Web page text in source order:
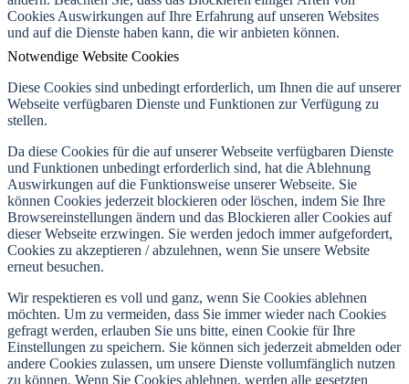
Cookies Auswirkungen auf Ihre Erfahrung auf unseren Websites
und auf die Dienste haben kann, die wir anbieten können.
Notwendige Website Cookies
Diese Cookies sind unbedingt erforderlich, um Ihnen die auf unserer
Webseite verfügbaren Dienste und Funktionen zur Verfügung zu
stellen.
Da diese Cookies für die auf unserer Webseite verfügbaren Dienste
und Funktionen unbedingt erforderlich sind, hat die Ablehnung
Auswirkungen auf die Funktionsweise unserer Webseite. Sie
können Cookies jederzeit blockieren oder löschen, indem Sie Ihre
Browsereinstellungen ändern und das Blockieren aller Cookies auf
dieser Webseite erzwingen. Sie werden jedoch immer aufgefordert,
Cookies zu akzeptieren / abzulehnen, wenn Sie unsere Website
erneut besuchen.
Wir respektieren es voll und ganz, wenn Sie Cookies ablehnen
möchten. Um zu vermeiden, dass Sie immer wieder nach Cookies
gefragt werden, erlauben Sie uns bitte, einen Cookie für Ihre
Einstellungen zu speichern. Sie können sich jederzeit abmelden oder
andere Cookies zulassen, um unsere Dienste vollumfänglich nutzen
zu können. Wenn Sie Cookies ablehnen, werden alle gesetzten